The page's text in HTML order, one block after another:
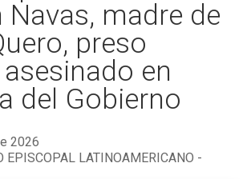
Navas, madre de
preso
en
del Gobierno
2026
EPISCOPAL LATINOAMERICANO -